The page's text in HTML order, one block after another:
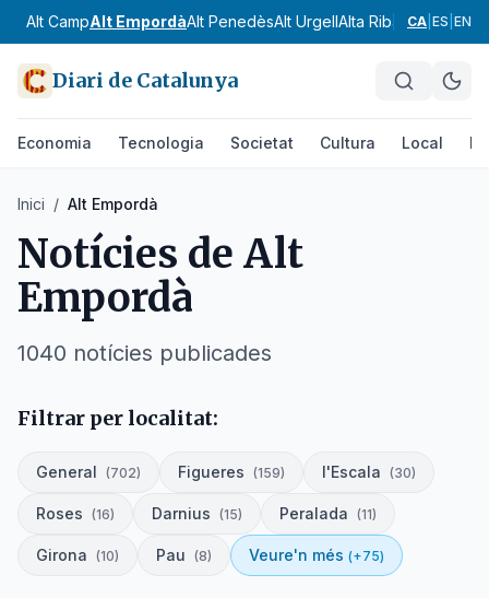
Alt CampAlt EmpordàAlt PenedèsAlt UrgellAlta RibagorçaAnoia
CA ES EN
Diari de Catalunya
Economia Tecnologia Societat Cultura Local
Inici / Alt Empordà
Notícies de Alt
Empordà
1040 notícies publicades
Filtrar per localitat:
General (702) Figueres (159) l'Escala (30)
Roses (16) Darnius (15) Peralada (11)
Girona (10) Pau (8) Veure'n més (+75)